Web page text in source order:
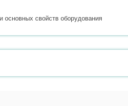
основных свойств оборудования